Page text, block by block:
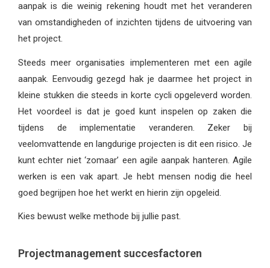
aanpak is die weinig rekening houdt met het veranderen
van omstandigheden of inzichten tijdens de uitvoering van
het project.
Steeds meer organisaties implementeren met een agile
aanpak. Eenvoudig gezegd hak je daarmee het project in
kleine stukken die steeds in korte cycli opgeleverd worden.
Het voordeel is dat je goed kunt inspelen op zaken die
tijdens de implementatie veranderen. Zeker bij
veelomvattende en langdurige projecten is dit een risico. Je
kunt echter niet ‘zomaar’ een agile aanpak hanteren. Agile
werken is een vak apart. Je hebt mensen nodig die heel
goed begrijpen hoe het werkt en hierin zijn opgeleid.
Kies bewust welke methode bij jullie past.
Projectmanagement succesfactoren